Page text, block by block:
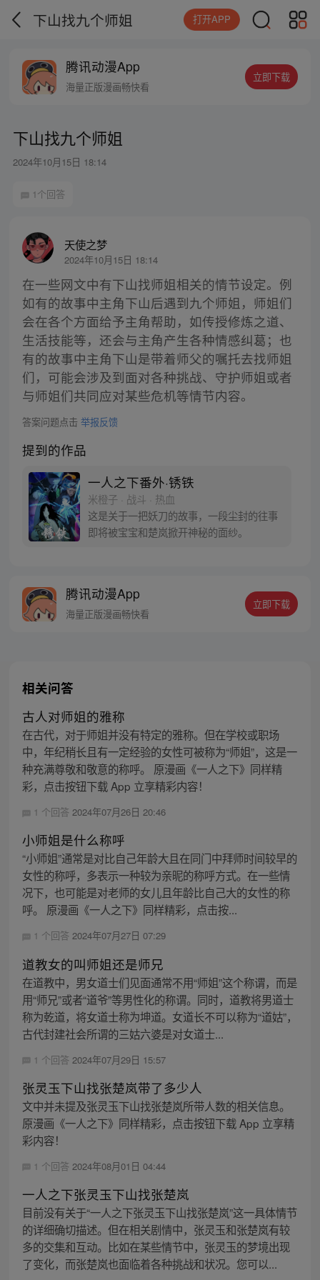
下山找九个师姐 打开APP
腾讯动漫App
海量正版漫画畅快看
立即下载
下山找九个师姐
2024年10月15日 18:14
1个回答
天使之梦
2024年10月15日 18:14
在一些网文中有下山找师姐相关的情节设定。例
如有的故事中主角下山后遇到九个师姐，师姐们
会在各个方面给予主角帮助，如传授修炼之道、
生活技能等，还会与主角产生各种情感纠葛；也
有的故事中主角下山是带着师父的嘱托去找师姐
们，可能会涉及到面对各种挑战、守护师姐或者
与师姐们共同应对某些危机等情节内容。
答案问题点击 举报反馈
提到的作品
一人之下番外·锈铁
米橙子 · 战斗 · 热血
这是关于一把妖刀的故事，一段尘封的往事
即将被宝宝和楚岚掀开神秘的面纱。
腾讯动漫App
海量正版漫画畅快看
立即下载
相关问答
古人对师姐的雅称
在古代，对于师姐并没有特定的雅称。但在学校或职场
中，年纪稍长且有一定经验的女性可被称为“师姐”，这是一
种充满尊敬和敬意的称呼。 原漫画《一人之下》同样精
彩，点击按钮下载 App 立享精彩内容！
1 个回答 2024年07月26日 20:46
小师姐是什么称呼
“小师姐”通常是对比自己年龄大且在同门中拜师时间较早的
女性的称呼，多表示一种较为亲昵的称呼方式。在一些情
况下，也可能是对老师的女儿且年龄比自己大的女性的称
呼。 原漫画《一人之下》同样精彩，点击按...
1 个回答 2024年07月27日 07:29
道教女的叫师姐还是师兄
在道教中，男女道士们见面通常不用“师姐”这个称谓，而是
用“师兄”或者“道爷”等男性化的称谓。同时，道教将男道士
称为乾道，将女道士称为坤道。女道长不可以称为“道姑”，
古代封建社会所谓的三姑六婆是对女道士...
1 个回答 2024年07月29日 15:57
张灵玉下山找张楚岚带了多少人
文中并未提及张灵玉下山找张楚岚所带人数的相关信息。
原漫画《一人之下》同样精彩，点击按钮下载 App 立享精
彩内容！
1 个回答 2024年08月01日 04:44
一人之下张灵玉下山找张楚岚
目前没有关于“一人之下张灵玉下山找张楚岚”这一具体情节
的详细确切描述。但在相关剧情中，张灵玉和张楚岚有较
多的交集和互动。比如在某些情节中，张灵玉的梦境出现
了变化，而张楚岚也面临着各种挑战和状况。您可以...